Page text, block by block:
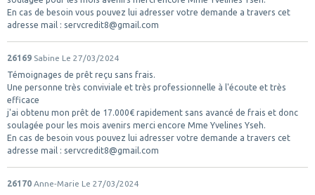
En cas de besoin vous pouvez lui adresser votre demande a travers cet
adresse mail : servcredit8@gmail.com
26169 Sabine Le 27/03/2024
Témoignages de prêt reçu sans frais.
Une personne très conviviale et très professionnelle à l'écoute et très
efficace
j'ai obtenu mon prêt de 17.000€ rapidement sans avancé de frais et donc
soulagée pour les mois avenirs merci encore Mme Yvelines Yseh.
En cas de besoin vous pouvez lui adresser votre demande a travers cet
adresse mail : servcredit8@gmail.com
26170 Anne-Marie Le 27/03/2024